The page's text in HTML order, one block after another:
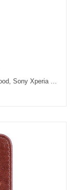
Sony Xperia Xa1 Hoesje Hoes Bescherming Rood, Sony Xperia Xa1 Hoesje Folio Mobiele Telefoon